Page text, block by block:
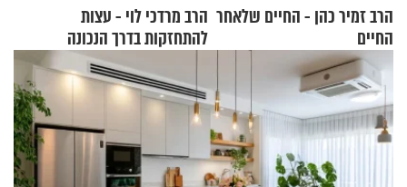
הרב זמיר כהן - החיים שלאחר
החיים
הרב מרדכי לוי - עצות
להתחזקות בדרך הנכונה